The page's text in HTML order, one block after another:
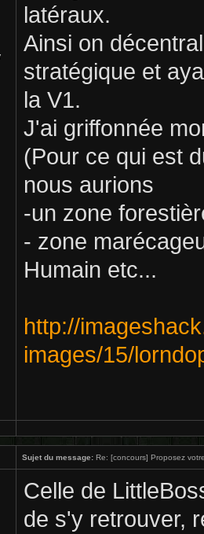
latéraux.
Ainsi on
stratégique et
la V1.
J'ai griffonnée
(Pour ce qui est
nous aurions
-un zone
- zone
Humain etc...
http://
images/15/
Sujet du message: Re: [concours] Proposez
Celle de
de s'y retrouver,